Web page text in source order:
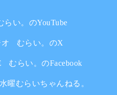
らい。のYouTube
むらい。のX
むらい。のFacebook
水曜むらいちゃんねる。